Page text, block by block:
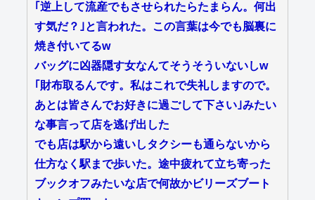
｢逆上して流産でもさせられたらたまらん。何出
す気だ？｣と言われた。この言葉は今でも脳裏に
焼き付いてるw
バッグに凶器隠す女なんてそうそういないしw
｢財布取るんです。私はこれで失礼しますので。
あとは皆さんでお好きに過ごして下さい｣みたい
な事言って店を逃げ出した
でも店は駅から遠いしタクシーも通らないから
仕方なく駅まで歩いた。途中疲れて立ち寄った
ブックオフみたいな店で何故かビリーズブート